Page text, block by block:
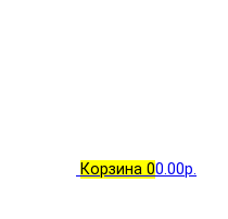
Корзина 00.00р.